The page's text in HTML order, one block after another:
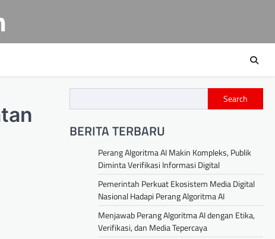
Search
BERITA TERBARU
Perang Algoritma AI Makin Kompleks, Publik
Diminta Verifikasi Informasi Digital
Pemerintah Perkuat Ekosistem Media Digital
Nasional Hadapi Perang Algoritma AI
Menjawab Perang Algoritma AI dengan Etika,
Verifikasi, dan Media Tepercaya